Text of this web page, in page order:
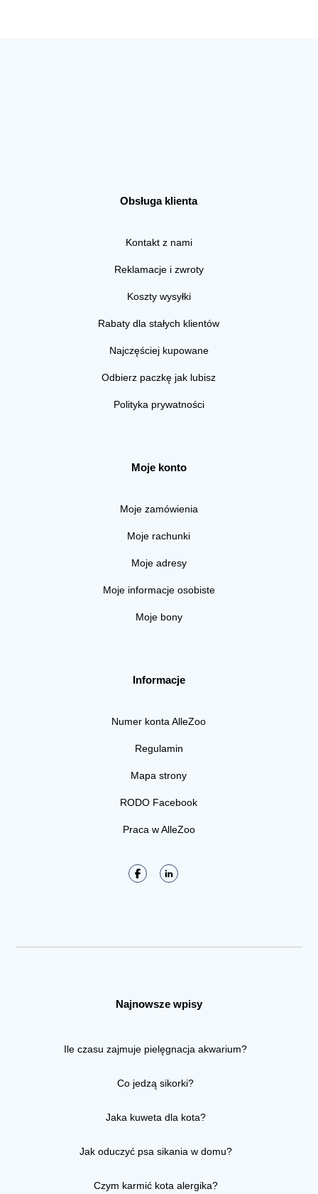
Obsługa klienta
Kontakt z nami
Reklamacje i zwroty
Koszty wysyłki
Rabaty dla stałych klientów
Najczęściej kupowane
Odbierz paczkę jak lubisz
Polityka prywatności
Moje konto
Moje zamówienia
Moje rachunki
Moje adresy
Moje informacje osobiste
Moje bony
Informacje
Numer konta AlleZoo
Regulamin
Mapa strony
RODO Facebook
Praca w AlleZoo
Najnowsze wpisy
Ile czasu zajmuje pielęgnacja akwarium?
Co jedzą sikorki?
Jaka kuweta dla kota?
Jak oduczyć psa sikania w domu?
Czym karmić kota alergika?